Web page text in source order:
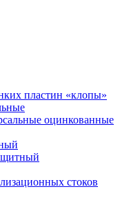
пластин «клопы»
оцинкованные
стоков